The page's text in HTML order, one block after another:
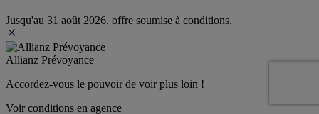
Jusqu'au 31 août 2026, offre soumise à conditions.
Allianz Prévoyance
Accordez-vous le pouvoir de voir plus loin !
Voir conditions en agence